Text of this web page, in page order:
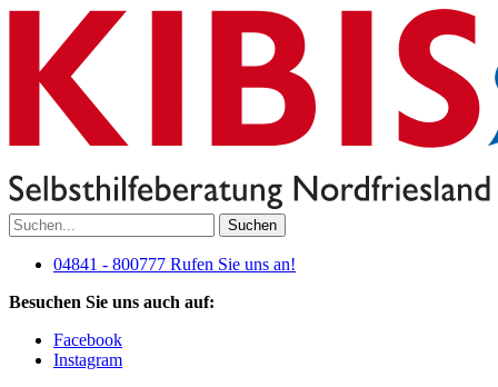
Suchen
04841 - 800777 Rufen Sie uns an!
Besuchen Sie uns auch auf:
Facebook
Instagram